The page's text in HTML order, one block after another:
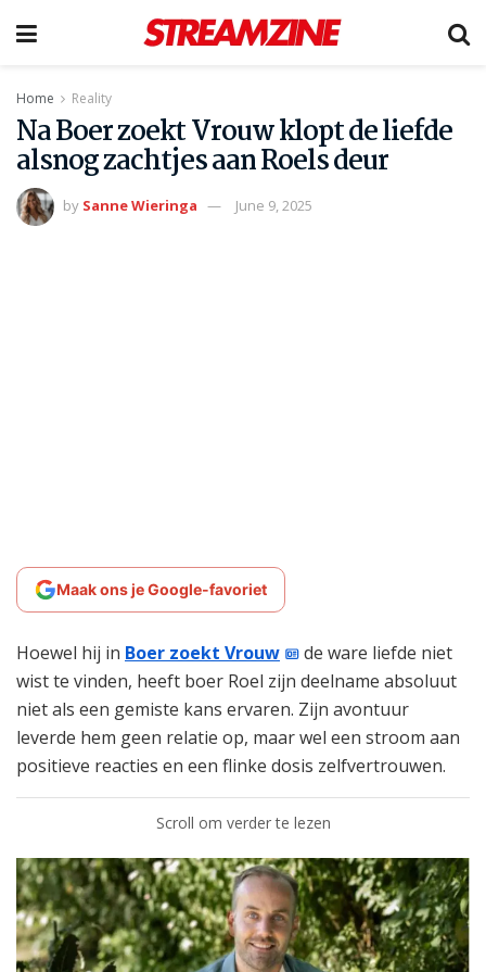
Home Reality
Na Boer zoekt Vrouw klopt de liefde
alsnog zachtjes aan Roels deur
by Sanne Wieringa June 9, 2025
Maak ons je Google-favoriet
Hoewel hij in Boer zoekt Vrouw
de ware liefde niet
wist te vinden, heeft boer Roel zijn deelname absoluut
niet als een gemiste kans ervaren. Zijn avontuur
leverde hem geen relatie op, maar wel een stroom aan
positieve reacties en een flinke dosis zelfvertrouwen.
Scroll om verder te lezen